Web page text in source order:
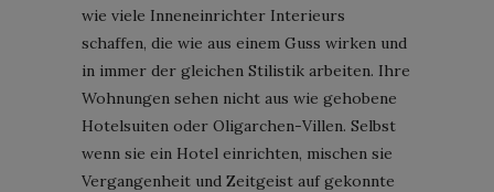
wie viele Inneneinrichter Interieurs
schaffen, die wie aus einem Guss wirken und
in immer der gleichen Stilistik arbeiten. Ihre
Wohnungen sehen nicht aus wie gehobene
Hotelsuiten oder Oligarchen-Villen. Selbst
wenn sie ein Hotel einrichten, mischen sie
Vergangenheit und Zeitgeist auf gekonnte